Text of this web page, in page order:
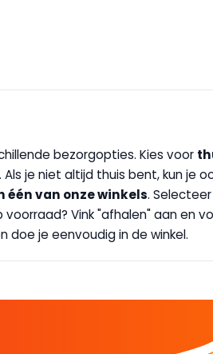
bezorgopties. Kies voor
je niet altijd thuis bent, kun je
één van onze winkels.
Vink "afhalen" aan en
doe je eenvoudig in de winkel.